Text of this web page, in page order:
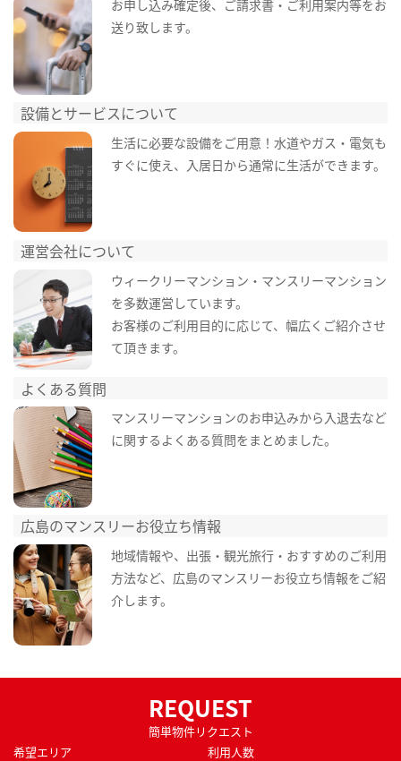
お申し込み確定後、ご請求書・ご利用案内等をお
送り致します。
設備とサービスについて
生活に必要な設備をご用意！水道やガス・電気も
すぐに使え、入居日から通常に生活ができます。
運営会社について
ウィークリーマンション・マンスリーマンション
を多数運営しています。
お客様のご利用目的に応じて、幅広くご紹介させ
て頂きます。
よくある質問
マンスリーマンションのお申込みから入退去など
に関するよくある質問をまとめました。
広島のマンスリーお役立ち情報
地域情報や、出張・観光旅行・おすすめのご利用
方法など、広島のマンスリーお役立ち情報をご紹
介します。
REQUEST
簡単物件リクエスト
希望エリア
利用人数